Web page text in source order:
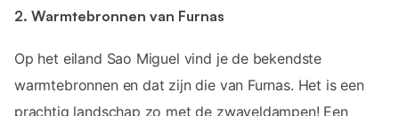
2. Warmtebronnen van Furnas
Op het eiland Sao Miguel vind je de bekendste
warmtebronnen en dat zijn die van Furnas. Het is een
prachtig landschap zo met de zwaveldampen! Een